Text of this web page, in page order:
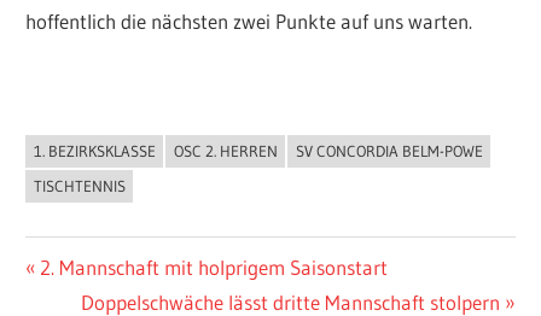
hoffentlich die nächsten zwei Punkte auf uns warten.
ALLGEMEIN
1. BEZIRKSKLASSE OSC 2. HERREN
SV CONCORDIA BELM-POWE
TISCHTENNIS
Beitragsnavigation
Vorheriger
Beitrag:
2. Mannschaft mit holprigem Saisonstart
Nächster
Doppelschwäche lässt dritte Mannschaft stolpern